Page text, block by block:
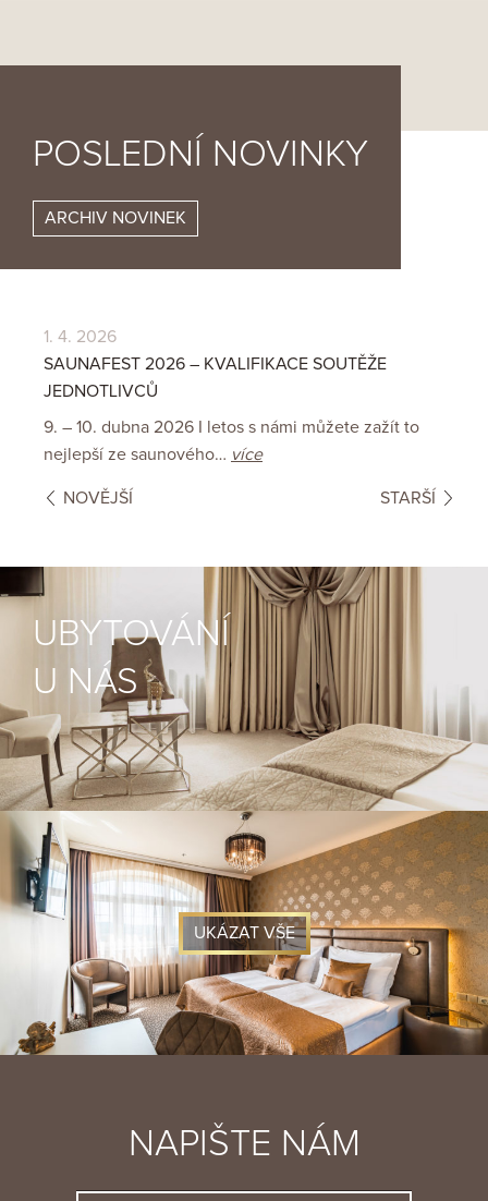
POSLEDNÍ NOVINKY
ARCHIV NOVINEK
NOVĚJŠÍ
1. 4. 2026
SAUNAFEST 2026 – KVALIFIKACE SOUTĚŽE
JEDNOTLIVCŮ
9. – 10. dubna 2026 I letos s námi můžete zažít to
nejlepší ze saunového… více
STARŠÍ
UBYTOVÁNÍ
U NÁS
UKÁZAT VŠE
NAPIŠTE NÁM